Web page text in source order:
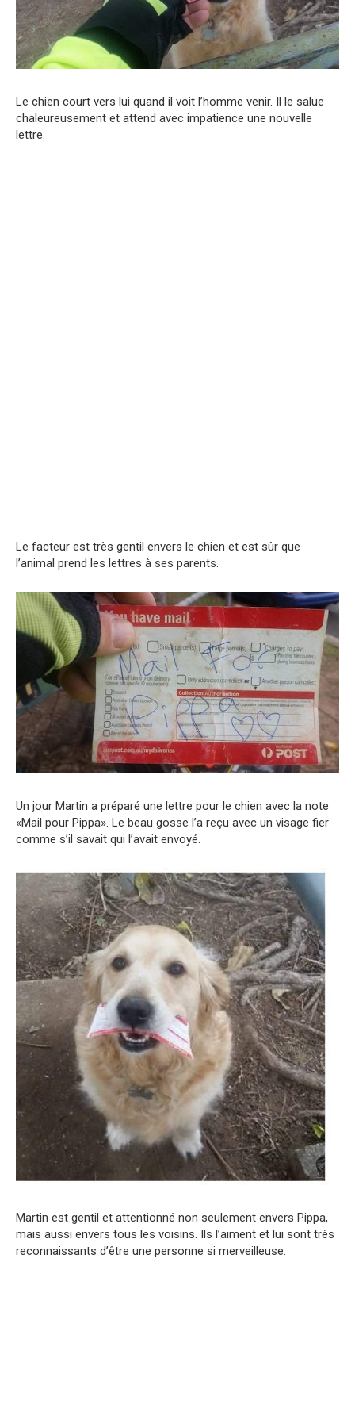
Le chien court vers lui quand il voit l’homme venir. Il le salue
chaleureusement et attend avec impatience une nouvelle
lettre.
Le facteur est très gentil envers le chien et est sûr que
l’animal prend les lettres à ses parents.
Un jour Martin a préparé une lettre pour le chien avec la note
«Mail pour Pippa». Le beau gosse l’a reçu avec un visage fier
comme s’il savait qui l’avait envoyé.
Martin est gentil et attentionné non seulement envers Pippa,
mais aussi envers tous les voisins. Ils l’aiment et lui sont très
reconnaissants d’être une personne si merveilleuse.